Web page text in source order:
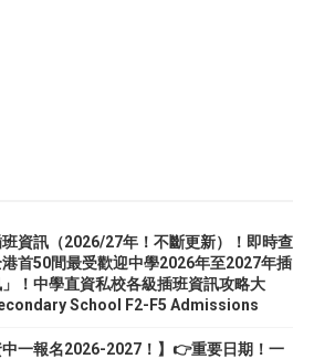
資訊（2026/27年！不斷更新）！即時查
首50間最受歡迎中學2026年至2027年插
！中學直資私校各級插班資訊攻略大
School F2-F5 Admissions
中一報名2026-2027！】👉重要日期！一